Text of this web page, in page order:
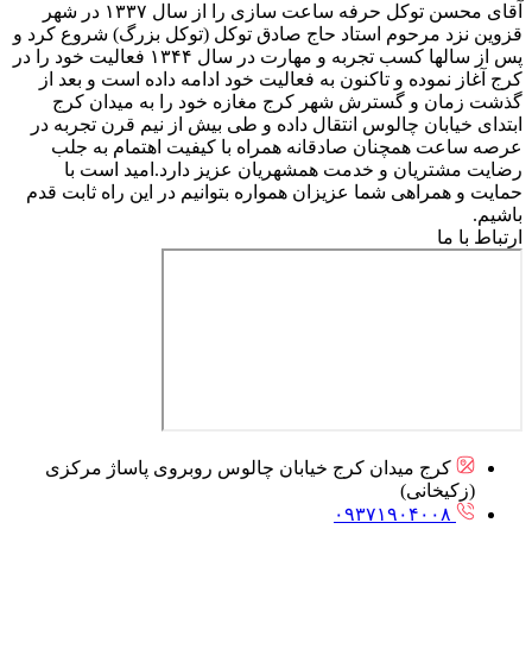
آقای محسن توکل حرفه ساعت سازی را از سال ۱۳۳۷ در شهر
قزوین نزد مرحوم استاد حاج صادق توکل (توکل بزرگ) شروع کرد و
پس از سالها کسب تجربه و مهارت در سال ۱۳۴۴ فعالیت خود را در
کرج آغاز نموده و تاکنون به فعالیت خود ادامه داده است و بعد از
گذشت زمان و گسترش شهر کرج مغازه خود را به میدان کرج
ابتدای خیابان چالوس انتقال داده و طی بیش از نیم قرن تجربه در
عرصه ساعت همچنان صادقانه همراه با کیفیت اهتمام به جلب
رضایت مشتریان و خدمت همشهریان عزیز دارد.امید است با
حمایت و همراهی شما عزیزان همواره بتوانیم در این راه ثابت قدم
باشیم.
ارتباط با ما
کرج میدان کرج خیابان چالوس روبروی پاساژ مرکزی
(زکیخانی)
۰۹۳۷۱۹۰۴۰۰۸